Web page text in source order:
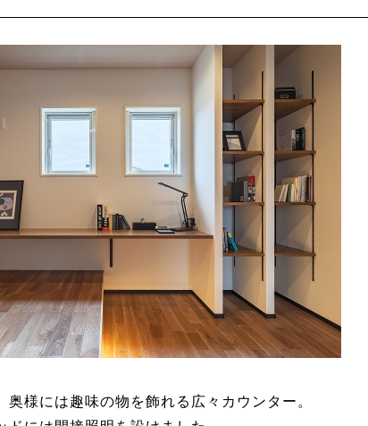
奥様には趣味の物を飾れる広々カウンター。